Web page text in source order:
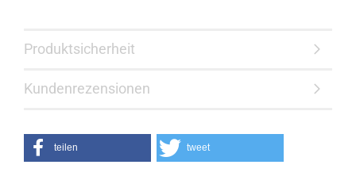
Produktsicherheit
Kundenrezensionen
teilen tweet